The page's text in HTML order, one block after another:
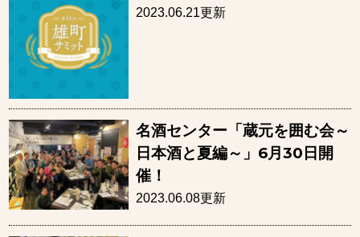
2023.06.21更新
名酒センター「蔵元を囲む会～
日本酒と夏編～」6月30日開
催！
2023.06.08更新